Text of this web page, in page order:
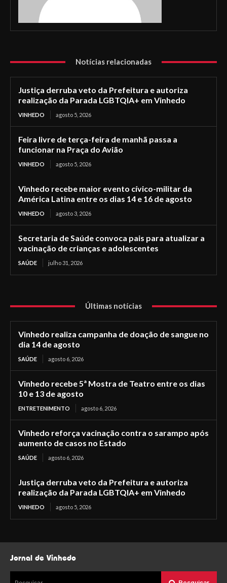
Notícias relacionadas
Justiça derruba veto da Prefeitura e autoriza
realização da Parada LGBTQIA+ em Vinhedo
VINHEDO agosto 5, 2026
Feira livre de terça-feira de manhã passa a
funcionar na Praça do Avião
VINHEDO agosto 5, 2026
Vinhedo recebe maior evento cívico-militar da
América Latina entre os dias 14 e 16 de agosto
VINHEDO agosto 3, 2026
Secretaria de Saúde convoca pais para atualizar a
vacinação de crianças e adolescentes
SAÚDE julho 31, 2026
Últimas notícias
Vinhedo realiza campanha de doação de sangue no
dia 14 de agosto
SAÚDE agosto 6, 2026
Vinhedo recebe 5ª Mostra de Teatro entre os dias
10 e 13 de agosto
ENTRETENIMENTO agosto 6, 2026
Vinhedo reforça vacinação contra o sarampo após
aumento de casos no Estado
SAÚDE agosto 6, 2026
Justiça derruba veto da Prefeitura e autoriza
realização da Parada LGBTQIA+ em Vinhedo
VINHEDO agosto 5, 2026
Jornal de Vinhedo